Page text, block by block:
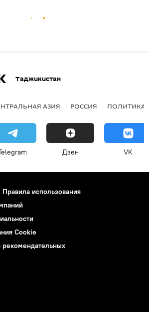
Таджикистан
АЗИЯ РОССИЯ ПОЛИТИКА
Дзен VK
Правила использования
Cookie